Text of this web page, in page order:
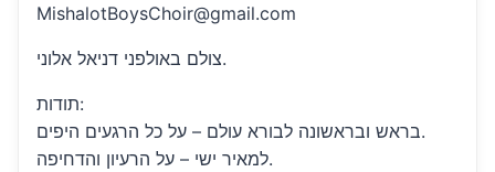
MishalotBoysChoir@gmail.com
צולם באולפני דניאל אלוני.
תודות:
בראש ובראשונה לבורא עולם – על כל הרגעים היפים.
למאיר ישי – על הרעיון והדחיפה.